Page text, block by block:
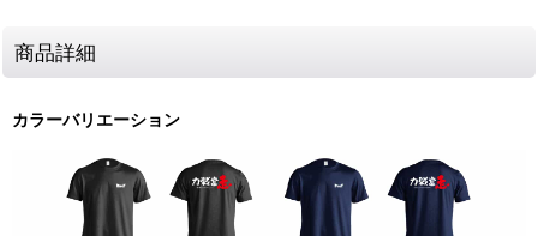
商品詳細
カラーバリエーション